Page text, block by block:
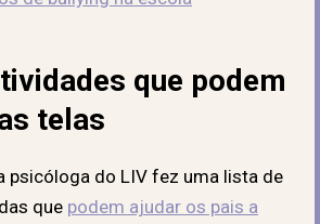
que podem
telas
psicóloga do LIV fez uma lista de
que podem ajudar os pais a